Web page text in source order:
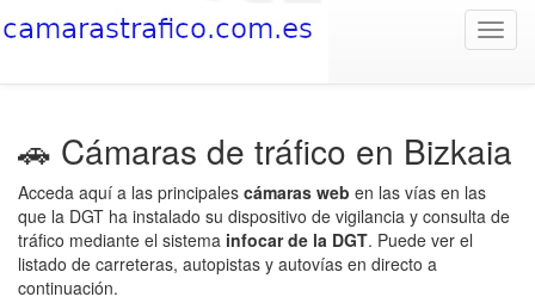
🚗 Cámaras de tráfico en Bizkaia
Acceda aquí a las principales cámaras web en las vías en las
que la DGT ha instalado su dispositivo de vigilancia y consulta de
tráfico mediante el sistema infocar de la DGT. Puede ver el
listado de carreteras, autopistas y autovías en directo a
continuación.